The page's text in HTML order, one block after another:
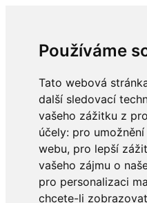
Používáme
Tato webová
další sledovací
vašeho zážitku z
účely: pro
webu, pro lepší
vašeho zájmu o
pro personalizaci
chcete-li